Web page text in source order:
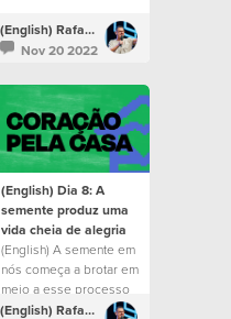
(English) Rafael Bitencourt
Nov 20 2022
(English) Dia 8: A
semente produz uma
vida cheia de alegria
(English) A semente em
nós começa a brotar em
meio a esse processo
e deixamos um espírito
(English) Rafael Bitencourt